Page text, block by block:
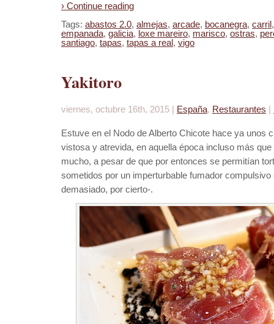
› Continue reading
Tags: abastos 2.0, almejas, arcade, bocanegra, carril
empanada, galicia, loxe mareiro, marisco, ostras,
santiago, tapas, tapas a real, vigo
Yakitoro
viernes, octubre 16th, 2015 | España, Restaurantes |
Estuve en el Nodo de Alberto Chicote hace ya unos
vistosa y atrevida, en aquella época incluso más
mucho, a pesar de que por entonces se permitían
sometidos por un imperturbable fumador
demasiado, por cierto-.